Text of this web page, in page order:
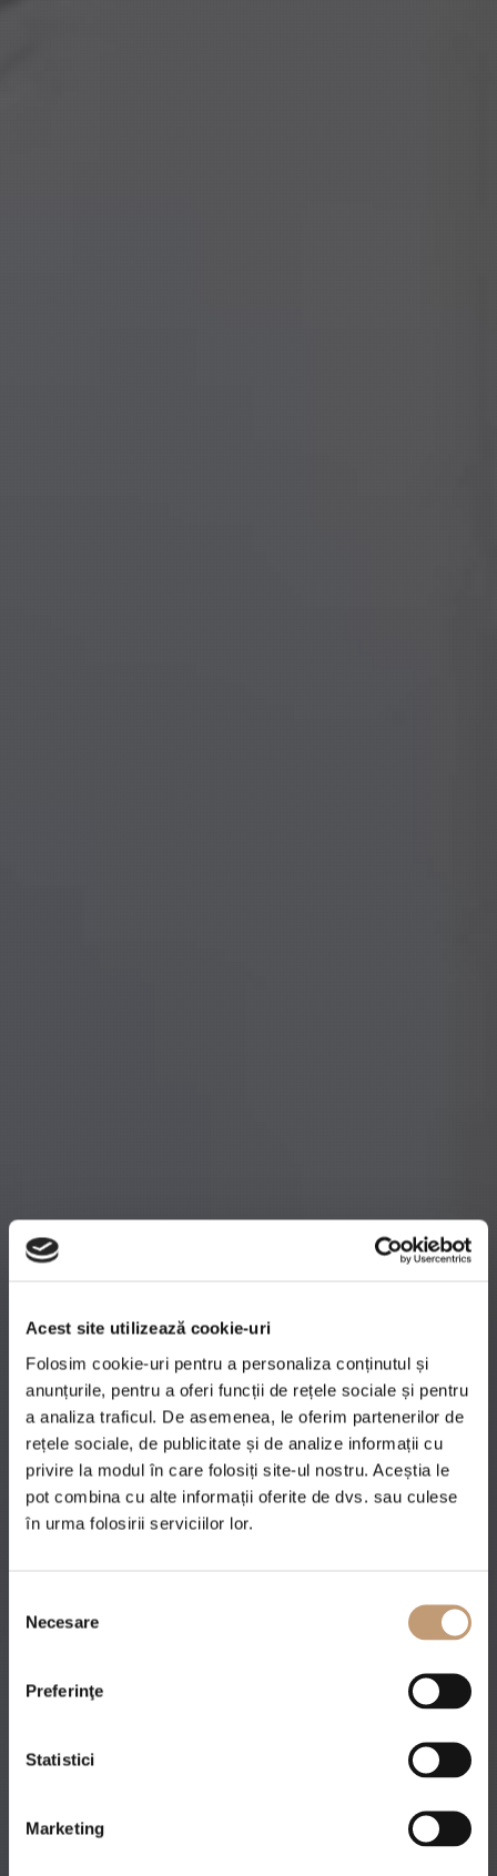
Acest site utilizează cookie-uri
Folosim cookie-uri pentru a personaliza conținutul și
anunțurile, pentru a oferi funcții de rețele sociale și pentru
a analiza traficul. De asemenea, le oferim partenerilor de
rețele sociale, de publicitate și de analize informații cu
privire la modul în care folosiți site-ul nostru. Aceștia le
pot combina cu alte informații oferite de dvs. sau culese
în urma folosirii serviciilor lor.
consimțământului
Necesare
Preferinţe
Statistici
Marketing